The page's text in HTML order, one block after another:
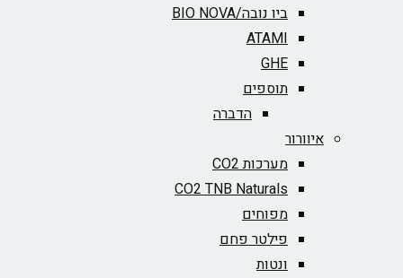
ביו נובה/BIO NOVA‏
ATAMI
GHE
תוספים
הדברה
איוורור
מערכות CO2
CO2 TNB Naturals
מפוחים
פילטר פחם
ונטות